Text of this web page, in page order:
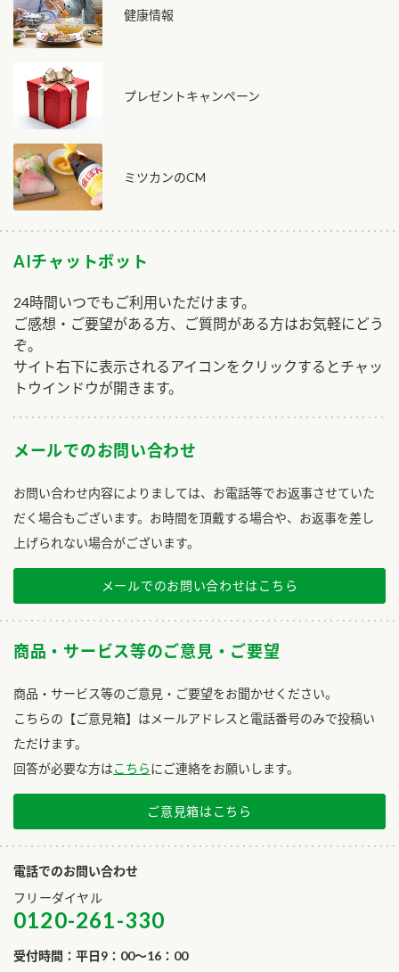
健康情報
プレゼントキャンペーン
ミツカンのCM
AIチャットボット
24時間いつでもご利用いただけます。
ご感想・ご要望がある方、ご質問がある方はお気軽にどう
ぞ。
サイト右下に表示されるアイコンをクリックするとチャッ
トウインドウが開きます。
メールでのお問い合わせ
お問い合わせ内容によりましては、お電話等でお返事させていた
だく場合もございます。お時間を頂戴する場合や、お返事を差し
上げられない場合がございます。
メールでのお問い合わせはこちら
商品・サービス等のご意見・ご要望
商品・サービス等のご意見・ご要望をお聞かせください。
こちらの【ご意見箱】はメールアドレスと電話番号のみで投稿い
ただけます。
回答が必要な方はこちらにご連絡をお願いします。
ご意見箱はこちら
電話でのお問い合わせ
フリーダイヤル
0120-261-330
受付時間：平日9：00～16：00